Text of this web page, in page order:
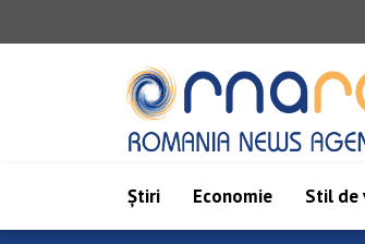
Știri Economie Stil de